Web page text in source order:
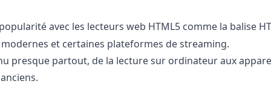
avec les lecteurs web HTML5 comme la balise
et certaines plateformes de streaming.
presque partout, de la lecture sur ordinateur aux